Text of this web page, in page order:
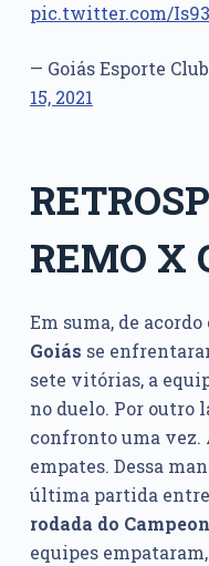
pic.twitter.com/
— Goiás Esporte
15, 2021
REMO X
Em suma, de
Goiás se
sete vitórias, a
no duelo. Por outro
confronto uma vez.
empates. Dessa
última partida
rodada do
equipes